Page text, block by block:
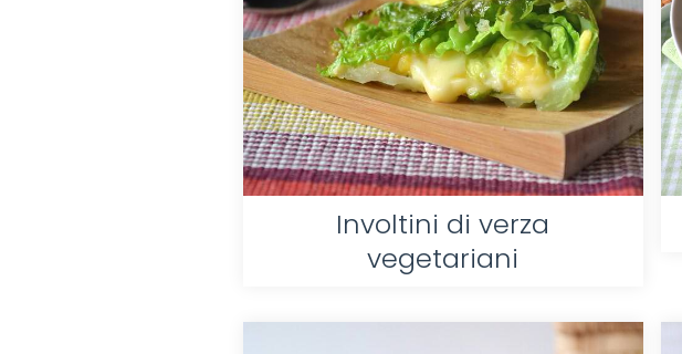
Involtini di verza
vegetariani